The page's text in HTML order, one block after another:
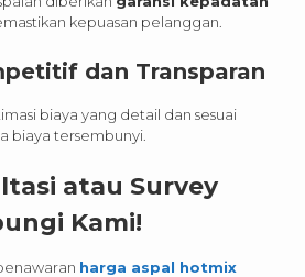
kepuasan pelanggan.
dan Transparan
biaya yang detail dan sesuai
biaya tersembunyi.
atau Survey
Kami!
harga aspal hotmix